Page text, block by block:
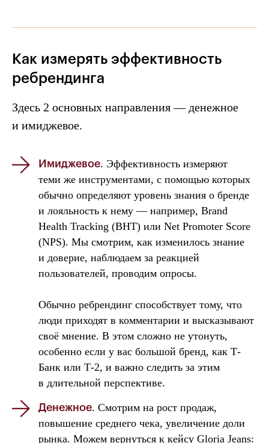
Как измерять эффективность
ребрендинга
Здесь 2 основных направления — денежное
и имиджевое.
Имиджевое. Эффективность измеряют
теми же инструментами, с помощью которых
обычно определяют уровень знания о бренде
и лояльность к нему — например, Brand
Health Tracking (BHT) или Net Promoter Score
(NPS). Мы смотрим, как изменилось знание
и доверие, наблюдаем за реакцией
пользователей, проводим опросы.
Обычно ребрендинг способствует тому, что
люди приходят в комментарии и высказывают
своё мнение. В этом сложно не утонуть,
особенно если у вас большой бренд, как Т-
Банк или Т-2, и важно следить за этим
в длительной перспективе.
Денежное. Смотрим на рост продаж,
повышение среднего чека, увеличение доли
рынка. Можем вернуться к кейсу Gloria Jeans: